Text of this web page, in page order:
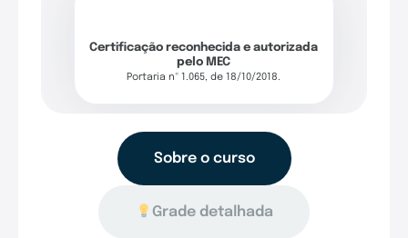
Certificação reconhecida e autorizada
pelo MEC
Portaria nº 1.065, de 18/10/2018.
Sobre o curso
Grade detalhada